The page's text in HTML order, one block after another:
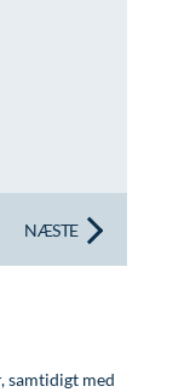
NÆSTE
samtidigt med